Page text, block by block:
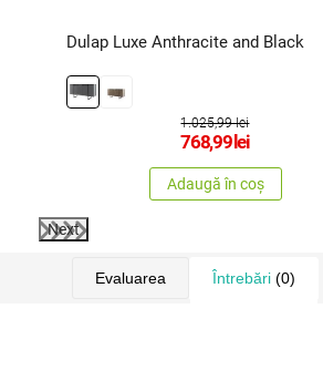
Dulap Luxe Anthracite and Black
1.025,99 lei
768,99lei
Adaugă în coș
Next
Evaluarea Întrebări (0)